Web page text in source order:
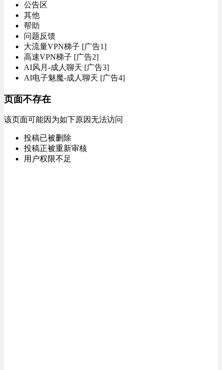
公告区
其他
帮助
问题反馈
大流量VPN梯子 [广告1]
高速VPN梯子 [广告2]
AI风月-成人聊天 [广告3]
AI电子魅魔-成人聊天 [广告4]
页面不存在
该页面可能因为如下原因无法访问
投稿已被删除
投稿正被重新审核
用户权限不足